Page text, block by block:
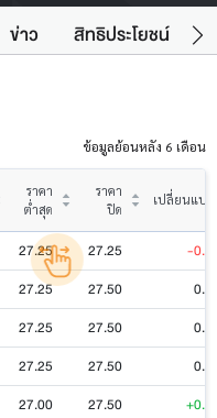
ข่าว สิทธิประโยชน์
ข้อมูลย้อนหลัง 6 เดือน
ราคา
ต่ำสุด
ราคา
ปิด
เปลี่ยนแปล
27.25 27.25
-
27.25 27.50
27.25 27.50
27.25 27.50
27.00 27.50